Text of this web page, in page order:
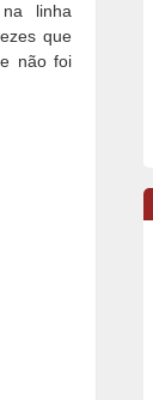
linha
que
não foi